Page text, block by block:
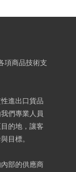
項商品技術支
進出口貨品
們專業人員
的地，讓客
目標。
部的供應商